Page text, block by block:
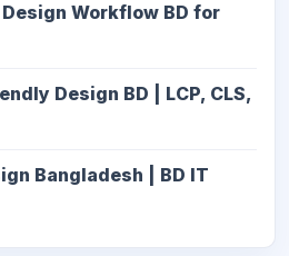
Design Workflow BD for
Design BD | LCP, CLS,
Bangladesh | BD IT